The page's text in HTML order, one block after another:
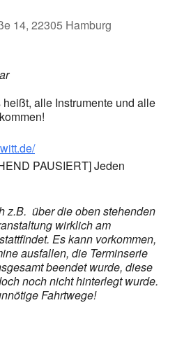
14, 22305 Hamburg
heißt, alle Instrumente und alle
PAUSIERT] Jeden
z.B. über die oben stehenden
wirklich am
Es kann vorkommen,
ausfallen, die Terminserie
beendet wurde, diese
noch nicht hinterlegt wurde.
Fahrtwege!